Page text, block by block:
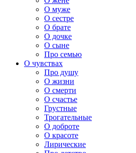
О муже
О сестре
О брате
О дочке
О сыне
Про семью
О чувствах
Про душу
О жизни
О смерти
О счастье
Грустные
Трогательные
О доброте
О красоте
Лирические